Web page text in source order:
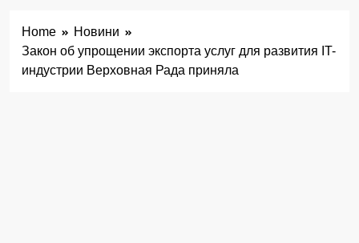
Home
Новини
Закон об упрощении экспорта услуг для развития IT-
индустрии Верховная Рада приняла